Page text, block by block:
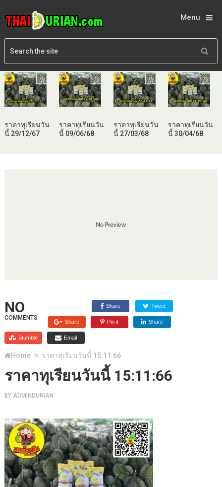
Menu
ราคาทุเรียนวัน
นี้ 29/12/67
ราคาทุเรียนวัน
นี้ 09/06/68
ราคาทุเรียนวัน
นี้ 27/03/68
ราคาทุเรียนวัน
นี้ 30/04/68
NO
COMMENTS
Share Tweet
Share Pin it Share
Stumble Email
Home ราคาทุเรียนวันนี้ 15:11:66
ราคาทุเรียนวันนี้ 15:11:66
BY ADMINDURIAN